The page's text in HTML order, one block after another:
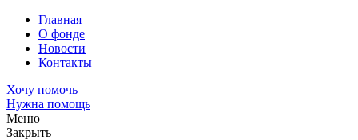
Главная
О фонде
Новости
Контакты
Хочу помочь
Нужна помощь
Меню
Закрыть